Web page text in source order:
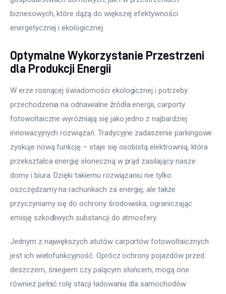
biznesowych, które dążą do większej efektywności
energetycznej i ekologicznej.
Optymalne Wykorzystanie Przestrzeni
dla Produkcji Energii
W erze rosnącej świadomości ekologicznej i potrzeby
przechodzenia na odnawialne źródła energii, carporty
fotowoltaiczne wyróżniają się jako jedno z najbardziej
innowacyjnych rozwiązań. Tradycyjne zadaszenie parkingowe
zyskuje nową funkcję – staje się osobistą elektrownią, która
przekształca energię słoneczną w prąd zasilający nasze
domy i biura. Dzięki takiemu rozwiązaniu nie tylko
oszczędzamy na rachunkach za energię, ale także
przyczyniamy się do ochrony środowiska, ograniczając
emisję szkodliwych substancji do atmosfery.
Jednym z największych atutów carportów fotowoltaicznych
jest ich wielofunkcyjność. Oprócz ochrony pojazdów przed
deszczem, śniegiem czy palącym słońcem, mogą one
również pełnić rolę stacji ładowania dla samochodów